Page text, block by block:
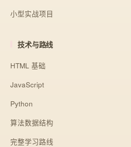
小型实战项目
技术与路线
HTML 基础
JavaScript
Python
算法数据结构
完整学习路线